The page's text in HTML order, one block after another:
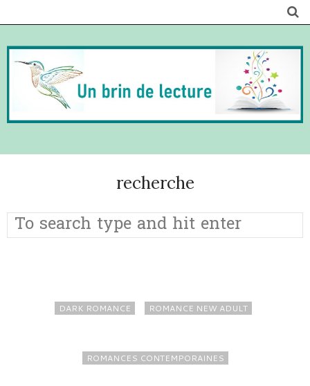
recherche
DARK ROMANCE ROMANCE NEW ADULT
ROMANCES CONTEMPORAINES